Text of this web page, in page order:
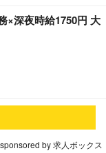
×深夜時給1750円 大
sponsored by 求人ボックス